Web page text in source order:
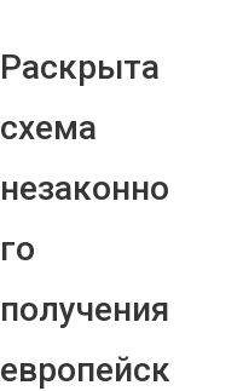
Раскрыта
схема
незаконно
го
получения
европейск